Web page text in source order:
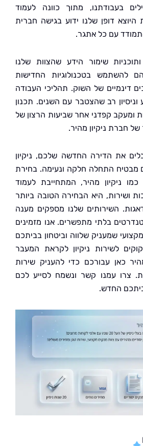
מתוך כוונה לעמוד
שלנו ידוע בגישה חברית
כל אתגר.
שימור הידע שהצוות שלנו
בטכנולוגיות החדישות
של השוק. תהליכי העבודה
רב שהצטבר עם השנים. תכנון
אחר שביעות הרצון של
מהיר.
החדשה שלכם, ניקיון
התחלה חלקה ונעימה. בחירת
מהיר, המתחייבת לעמוד
היא הבחירה הטובה ביותר
שלנו מספקים מענה
מתפשרים. אנו מזמינים
שלווה וביטחון בביתכם
ניקיון לקראת המעבר
עבורכם כדי להעניק שירות
קשר ונשמח לסייע לכם